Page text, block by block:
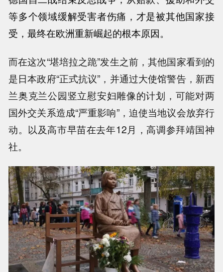
等多个领域缓解受害者伤痛，才是被其他国家接
受，最终在欧洲重新崛起的根本原因。
而在这次“堪培拉之跪”发生之前，其他国家看到的
是日本政府“正式抗议”，并通过大使馆警告，新西
兰奥克兰公园竖立慰安妇雕像的计划，可能对两
国外交关系造成“严重影响”，迫使当地议会放弃行
动。以及高市早苗在去年12月，高调参拜靖国神
社。